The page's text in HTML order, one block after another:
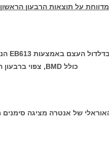
מדווחת על תוצאות הרבעון הראשון של 2021 ומספקת
EB613
כוללBMD, צפוי ברבעון
של אנטרה מציגה סימנים